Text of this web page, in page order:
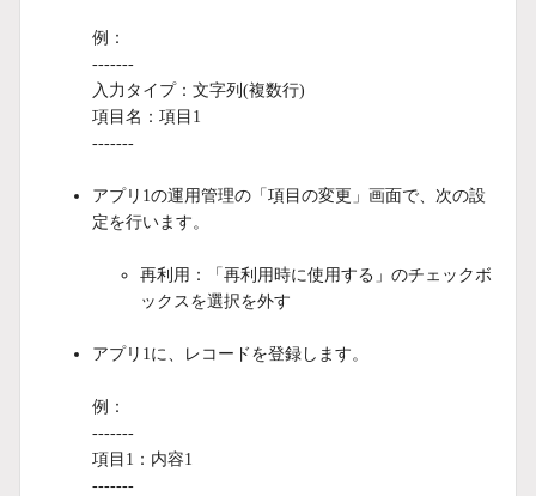
例：
-------
入力タイプ：文字列(複数行)
項目名：項目1
-------
アプリ1の運用管理の「項目の変更」画面で、次の設
定を行います。
再利用：「再利用時に使用する」のチェックボ
ックスを選択を外す
アプリ1に、レコードを登録します。
例：
-------
項目1：内容1
-------